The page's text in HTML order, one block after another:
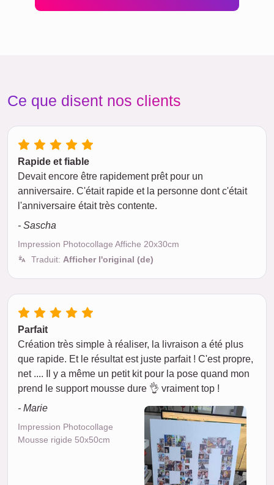
Ce que disent nos clients
Rapide et fiable
Devait encore être rapidement prêt pour un
anniversaire. C'était rapide et la personne dont c'était
l'anniversaire était très contente.
- Sascha
Impression Photocollage Affiche 20x30cm
Traduit: Afficher l'original (de)
Parfait
Création très simple à réaliser, la livraison a été plus
que rapide. Et le résultat est juste parfait ! C'est propre,
net .... Il y a même un petit kit pour la pose quand mon
prend le support mousse dure 👌 vraiment top !
- Marie
Impression Photocollage
Mousse rigide 50x50cm